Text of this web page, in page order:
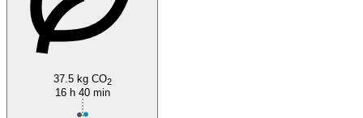
37.5 kg CO2
16 h 40 min